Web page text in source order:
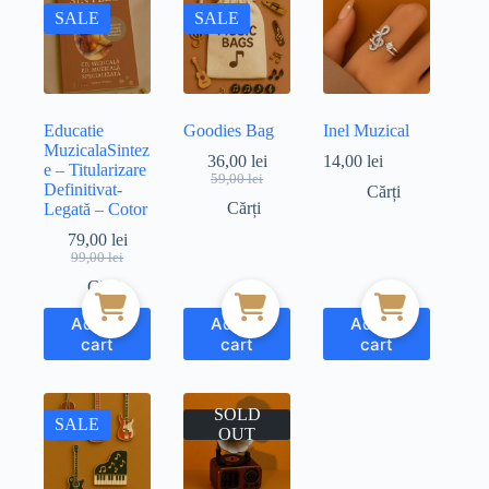
SALE
Educatie
MuzicalaSintez
e – Titularizare
Definitivat-
Legată – Cotor
99,00lei
Original
was:
99,00 lei.
79,00 lei
Current
is:
79,00 lei.
Cărți
Add to
cart
SALE
Goodies Bag
59,00lei
Original
was:
36,00 lei
Current
is:
Cărți
Add to
cart
Inel Muzical
14,00lei
Cărți
Add to
cart
SALE
SOLD
OUT